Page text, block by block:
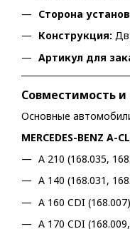
Сторона
Конструкция:
Артикул для
Совместимость и
Основные
MERCEDES-BENZ A-
A 210 (168.035,
A 140 (168.031,
A 160 CDI
A 170 CDI